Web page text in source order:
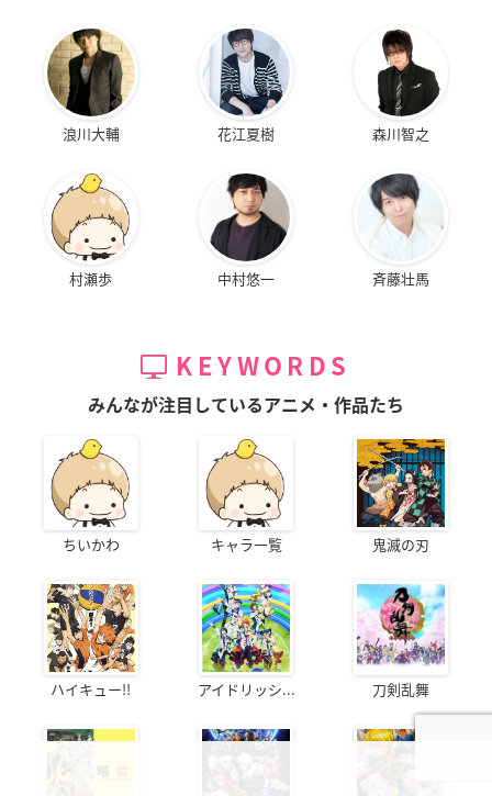
浪川大輔 花江夏樹 森川智之
村瀬歩 中村悠一 斉藤壮馬
KEYWORDS
みんなが注目しているアニメ・作品たち
ちいかわ キャラ一覧 鬼滅の刃
ハイキュー!! アイドリッシ... 刀剣乱舞